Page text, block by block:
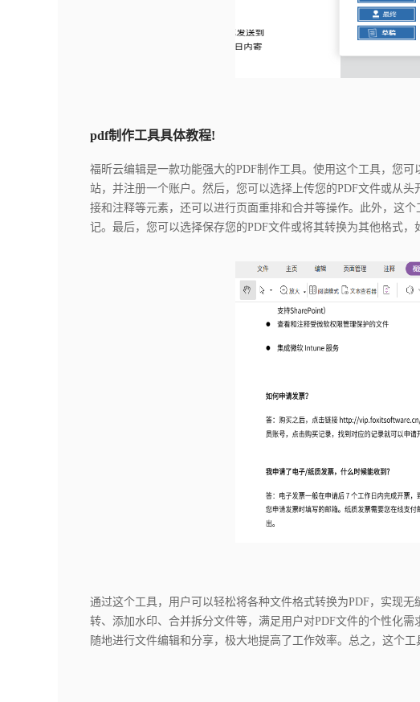
pdf制作工具具体教程!
福昕云编辑是一款功能强大的PDF制作工具。使用这个工具，您
站，并注册一个账户。然后，您可以选择上传您的PDF文件或从
接和注释等元素，还可以进行页面重排和合并等操作。此外，这
记。最后，您可以选择保存您的PDF文件或将其转换为其他格式
通过这个工具，用户可以轻松将各种文件格式转换为PDF，实现
转、添加水印、合并拆分文件等，满足用户对PDF文件的个性化
随地进行文件编辑和分享，极大地提高了工作效率。总之，这个